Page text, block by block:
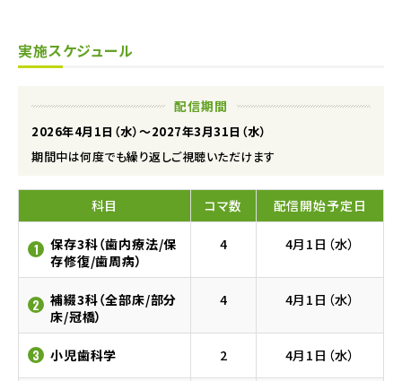
実施スケジュール
配信期間
2026年4月1日（水）〜2027年3月31日（水）
期間中は何度でも繰り返しご視聴いただけます
科目 コマ数 配信開始予定日
1
保存3科（歯内療法/保
存修復/歯周病）
4 4月1日（水）
2
補綴3科（全部床/部分
床/冠橋）
4 4月1日（水）
3 小児歯科学 2 4月1日（水）